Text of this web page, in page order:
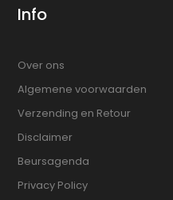
Info
Over ons
Algemene voorwaarden
Verzending en Retour
Disclaimer
Beursagenda
Privacy Policy